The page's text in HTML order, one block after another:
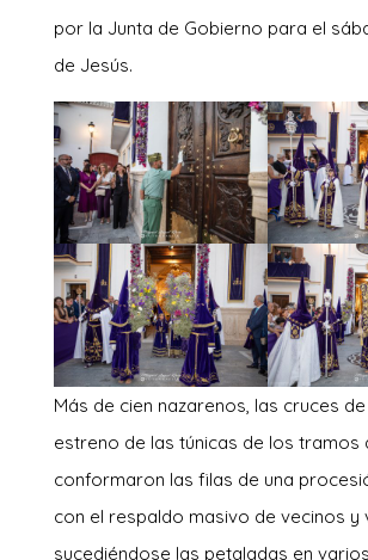
por la Junta de Gobierno para el
de Jesús.
Más de cien nazarenos, las cruces
estreno de las túnicas de los tramos
conformaron las filas de una
con el respaldo masivo de vecinos y
sucediéndose las petaladas en